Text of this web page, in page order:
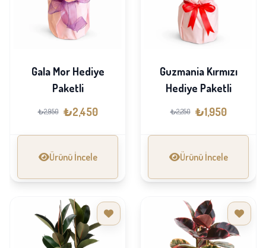
Gala Mor Hediye
Paketli
₺2,950 ₺2,450
Ürünü İncele
Guzmania Kırmızı
Hediye Paketli
₺2,250 ₺1,950
Ürünü İncele